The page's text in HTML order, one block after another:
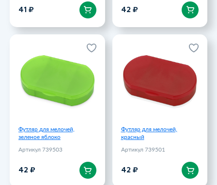
41 ₽ 42 ₽
Футляр для мелочей,
зеленое яблоко
Артикул 739503
42 ₽
Футляр для мелочей,
зеленое яблоко
Артикул 739503
42 ₽
Футляр для мелочей,
красный
Артикул 739501
42 ₽
Футляр для мелочей,
красный
Артикул 739501
42 ₽